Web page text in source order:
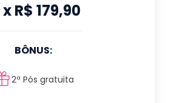
xR$ 179,90
BÔNUS:
2ª Pós gratuita